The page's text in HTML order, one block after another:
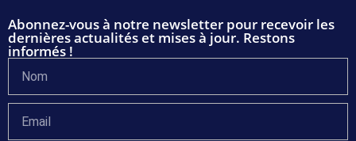
Abonnez-vous à notre newsletter pour recevoir les
dernières actualités et mises à jour. Restons
informés !